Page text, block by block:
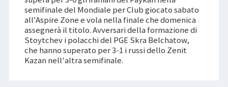
semifinale del Mondiale per Club giocato sabato
all'Aspire Zone e vola nella finale che domenica
assegnerà il titolo. Avversari della formazione di
Stoytchev i polacchi del PGE Skra Belchatow,
che hanno superato per 3-1 i russi dello Zenit
Kazan nell'altra semifinale.